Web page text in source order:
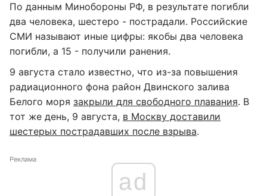
По данным Минобороны РФ, в результате погибли
два человека, шестеро - пострадали. Российские
СМИ называют иные цифры: якобы два человека
погибли, а 15 - получили ранения.
9 августа стало известно, что из-за повышения
радиационного фона район Двинского залива
Белого моря закрыли для свободного плавания. В
тот же день, 9 августа, в Москву доставили
шестерых пострадавших после взрыва.
Реклама
ad